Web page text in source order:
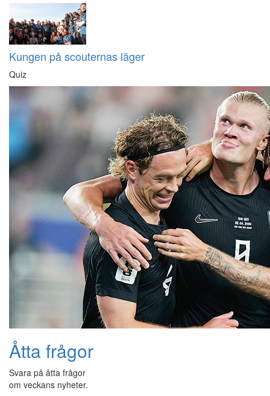
Kungen på scouternas läger
Quiz
Åtta frågor
Svara på åtta frågor
om veckans nyheter.